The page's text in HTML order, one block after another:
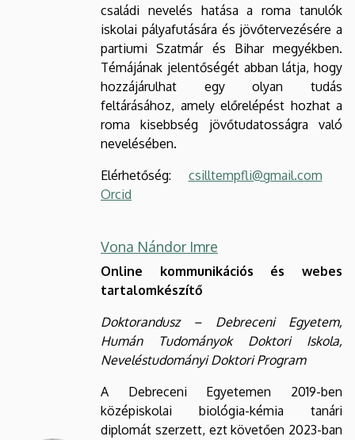
családi nevelés hatása a roma tanulók
iskolai pályafutására és jövőtervezésére a
partiumi Szatmár és Bihar megyékben.
Témájának jelentőségét abban látja, hogy
hozzájárulhat egy olyan tudás
feltárásához, amely előrelépést hozhat a
roma kisebbség jövőtudatosságra való
nevelésében.
Elérhetőség: csilltempfli@gmail.com
Orcid
Vona Nándor Imre
Online kommunikációs és webes
tartalomkészítő
Doktorandusz – Debreceni Egyetem,
Humán Tudományok Doktori Iskola,
Neveléstudományi Doktori Program
A Debreceni Egyetemen 2019-ben
középiskolai biológia-kémia tanári
diplomát szerzett, ezt követően 2023-ban